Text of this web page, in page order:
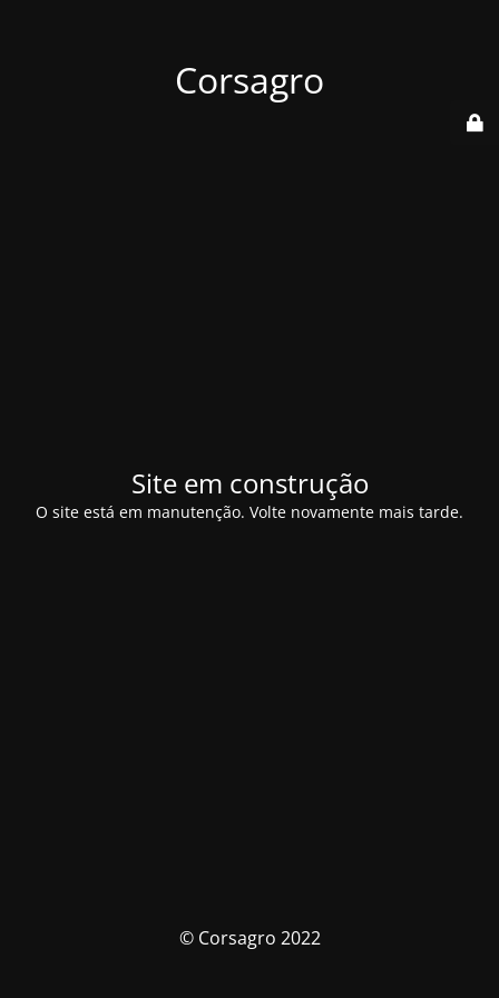
Corsagro
Site em construção
O site está em manutenção. Volte novamente mais tarde.
© Corsagro 2022